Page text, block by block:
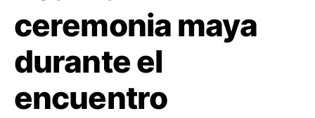
ceremonia maya
durante el
encuentro